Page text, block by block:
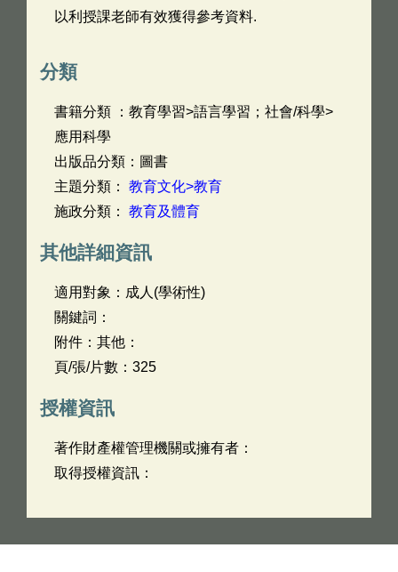
以利授課老師有效獲得參考資料.
分類
書籍分類 ：教育學習>語言學習；社會/科學>
應用科學
出版品分類：圖書
主題分類： 教育文化>教育
施政分類： 教育及體育
其他詳細資訊
適用對象：成人(學術性)
關鍵詞：
附件：其他：
頁/張/片數：325
授權資訊
著作財產權管理機關或擁有者：
取得授權資訊：